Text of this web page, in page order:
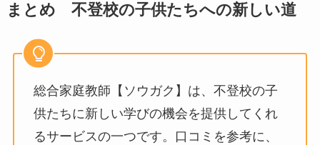
まとめ 不登校の子供たちへの新しい道
​​総合家庭教師【ソウガク】は、不登校の子
供たちに新しい学びの機会を提供してくれ
るサービスの一つです。口コミを参考に、